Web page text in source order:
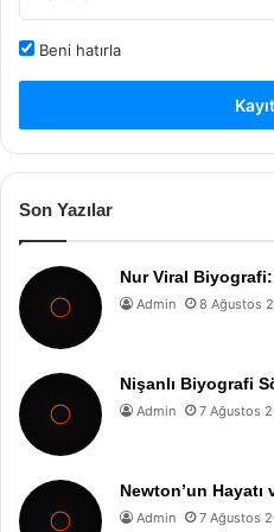
Beni hatırla
Son Yazılar
Nur Viral Biyografi:
Admin 8 Ağustos
Nişanlı Biyografi
Admin 7 Ağustos
Newton’un Hayatı
Admin 7 Ağustos